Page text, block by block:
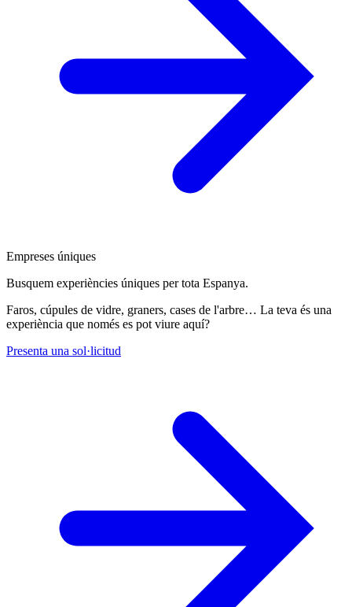
Empreses úniques
Busquem experiències úniques per tota Espanya.
Faros, cúpules de vidre, graners, cases de l'arbre… La teva és una
experiència que només es pot viure aquí?
Presenta una sol·licitud